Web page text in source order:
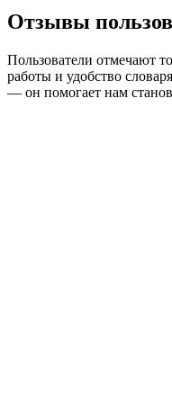
Отзывы
Пользователи отмечают
работы и удобство
— он помогает нам